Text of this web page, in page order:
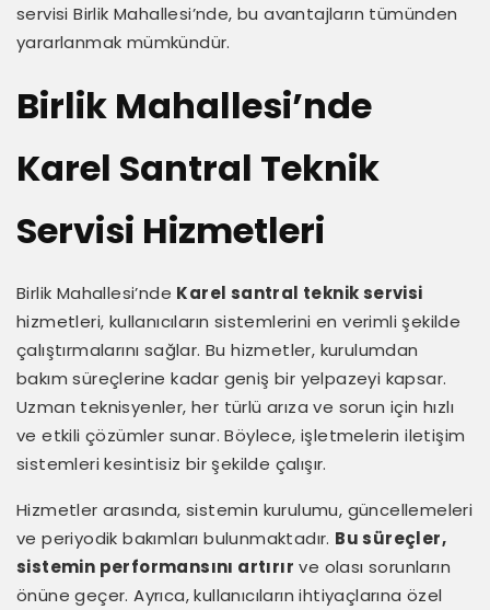
servisi Birlik Mahallesi’nde, bu avantajların tümünden
yararlanmak mümkündür.
Birlik Mahallesi’nde
Karel Santral Teknik
Servisi Hizmetleri
Birlik Mahallesi’nde Karel santral teknik servisi
hizmetleri, kullanıcıların sistemlerini en verimli şekilde
çalıştırmalarını sağlar. Bu hizmetler, kurulumdan
bakım süreçlerine kadar geniş bir yelpazeyi kapsar.
Uzman teknisyenler, her türlü arıza ve sorun için hızlı
ve etkili çözümler sunar. Böylece, işletmelerin iletişim
sistemleri kesintisiz bir şekilde çalışır.
Hizmetler arasında, sistemin kurulumu, güncellemeleri
ve periyodik bakımları bulunmaktadır. Bu süreçler,
sistemin performansını artırır ve olası sorunların
önüne geçer. Ayrıca, kullanıcıların ihtiyaçlarına özel